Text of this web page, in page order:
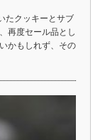
たクッキーとサブ
再度セール品とし
かもしれず、その